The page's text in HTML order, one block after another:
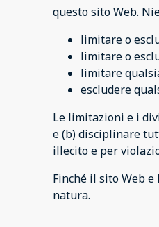
questo sito Web.
limitare o
limitare o
limitare
escludere
Le limitazioni e i
e (b) disciplinare
illecito e per
Finché il sito Web
natura.